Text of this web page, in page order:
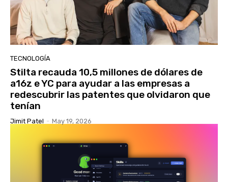
TECNOLOGÍA
Stilta recauda 10,5 millones de dólares de
a16z e YC para ayudar a las empresas a
redescubrir las patentes que olvidaron que
tenían
Jimit Patel - May 19, 2026